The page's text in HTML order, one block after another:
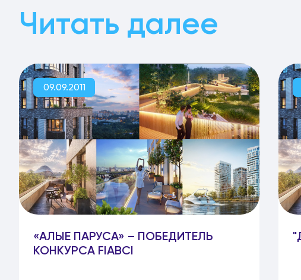
Читать далее
09.09.2011
«АЛЫЕ ПАРУСА» – ПОБЕДИТЕЛЬ
КОНКУРСА FIABCI